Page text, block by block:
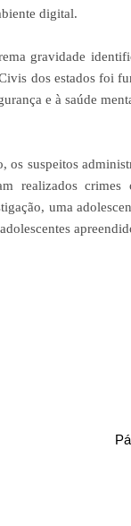
digital.
gravidade
dos estados foi
e à saúde
os suspeitos
realizados
uma